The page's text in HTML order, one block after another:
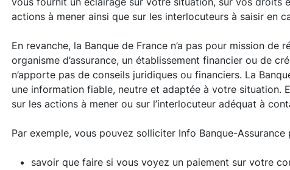
actions à mener ainsi que sur les interlocuteurs à saisir en
En revanche, la Banque de France n’a pas pour mission
organisme d’assurance, un établissement financier ou de
n’apporte pas de conseils juridiques ou financiers. La
une information fiable, neutre et adaptée à votre situation.
sur les actions à mener ou sur l’interlocuteur adéquat à
Par exemple, vous pouvez solliciter Info Banque-Assurance
savoir que faire si vous voyez un paiement sur votre